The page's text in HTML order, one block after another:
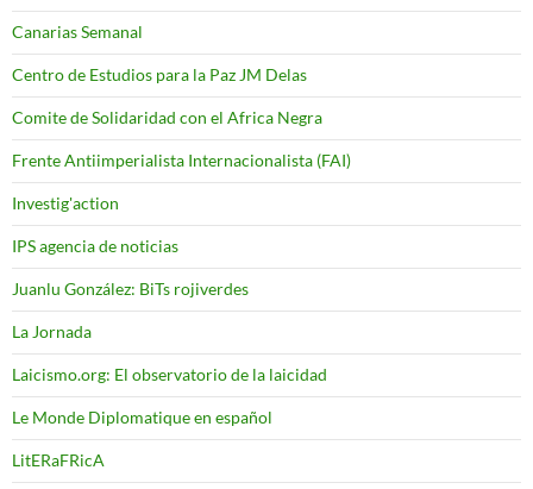
Canarias Semanal
Centro de Estudios para la Paz JM Delas
Comite de Solidaridad con el Africa Negra
Frente Antiimperialista Internacionalista (FAI)
Investig'action
IPS agencia de noticias
Juanlu González: BiTs rojiverdes
La Jornada
Laicismo.org: El observatorio de la laicidad
Le Monde Diplomatique en español
LitERaFRicA